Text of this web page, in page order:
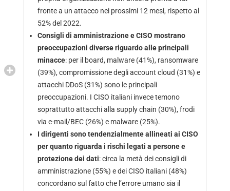
fronte a un attacco nei prossimi 12 mesi, rispetto al
52% del 2022.
Consigli di amministrazione e CISO mostrano
preoccupazioni diverse riguardo alle principali
minacce: per il board, malware (41%), ransomware
(39%), compromissione degli account cloud (31%) e
attacchi DDoS (31%) sono le principali
preoccupazioni. I CISO italiani invece temono
soprattutto attacchi alla supply chain (30%), frodi
via e-mail/BEC (26%) e malware (25%).
I dirigenti sono tendenzialmente allineati ai CISO
per quanto riguarda i rischi legati a persone e
protezione dei dati: circa la metà dei consigli di
amministrazione (55%) e dei CISO italiani (48%)
concordano sul fatto che l’errore umano sia il